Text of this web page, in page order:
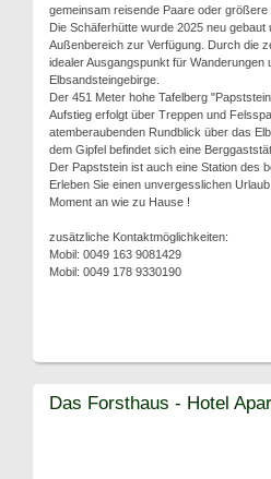
gemeinsam reisende Paare oder größere
Die Schäferhütte wurde 2025 neu
Außenbereich zur Verfügung. Durch die
idealer Ausgangspunkt für Wanderungen
Elbsandsteingebirge.
Der 451 Meter hohe Tafelberg
Aufstieg erfolgt über Treppen und
atemberaubenden Rundblick über das
dem Gipfel befindet sich eine
Der Papststein ist auch eine Station des
Erleben Sie einen unvergesslichen
Moment an wie zu Hause !
zusätzliche Kontaktmöglichkeiten:
Mobil: 0049 163 9081429
Mobil: 0049 178 9330190
Das Forsthaus - Hotel